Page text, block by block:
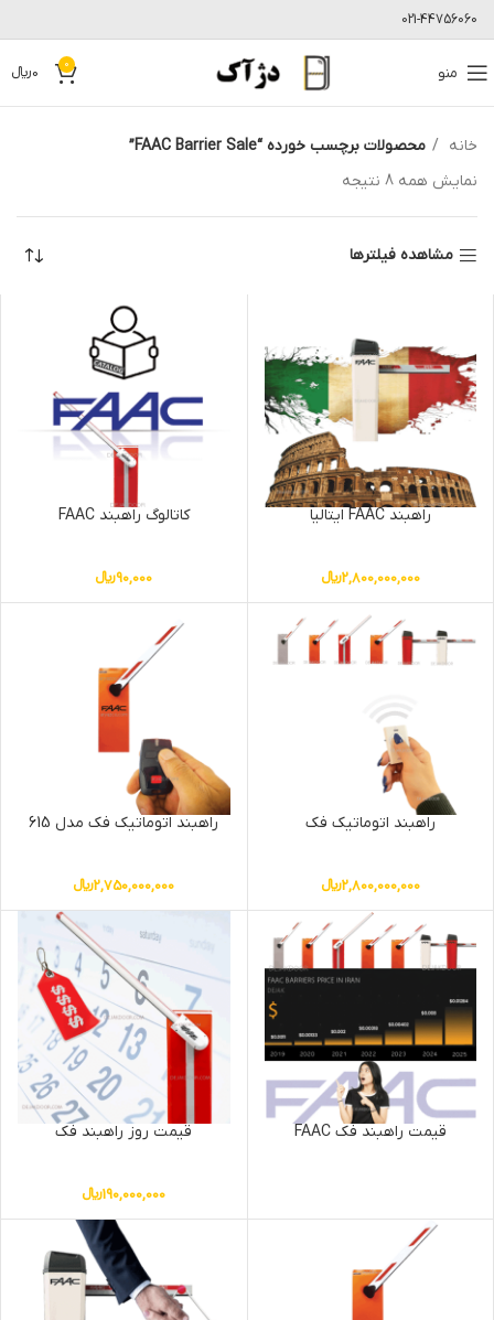
021-44756060
منو 0
0﷼
خانه
محصولات برچسب خورده “FAAC Barrier Sale”
نمایش همه 8 نتیجه
مشاهده فیلترها
راهبند FAAC ایتالیا
2,800,000,000﷼
کاتالوگ راهبند FAAC
90,000﷼
راهبند اتوماتیک فک
2,800,000,000﷼
راهبند اتوماتیک فک مدل 615
2,750,000,000﷼
قیمت راهبند فک FAAC قیمت روز راهبند فک
190,000,000﷼